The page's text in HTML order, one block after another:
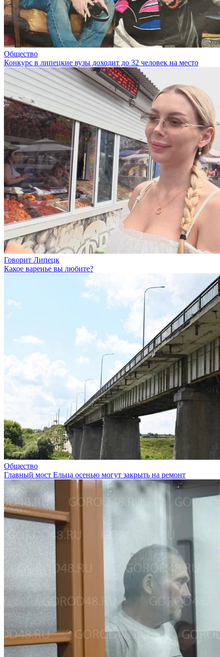
Общество
Конкурс в липецкие вузы доходит до 32 человек на место
Говорит Липецк
Какое варенье вы любите?
Общество
Главный мост Ельца осенью могут закрыть на ремонт